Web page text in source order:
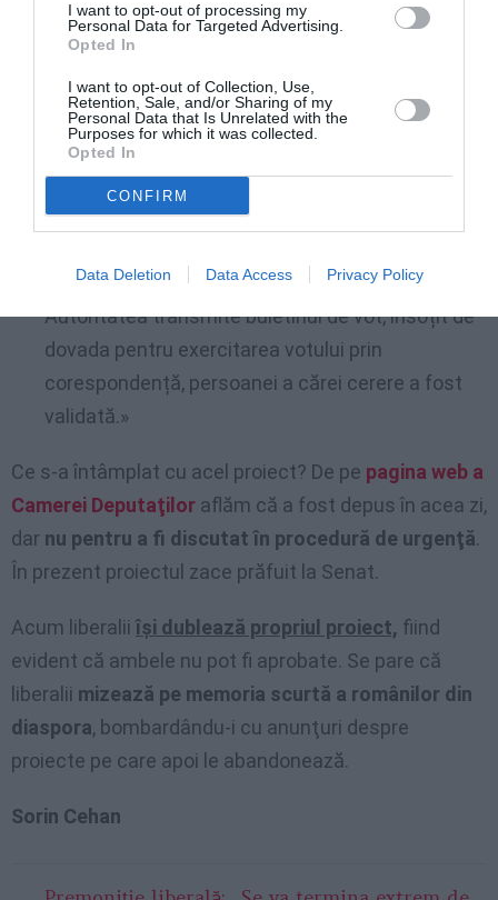
I want to opt-out of processing my
Personal Data for Targeted Advertising.
Opted In
I want to opt-out of Collection, Use,
Retention, Sale, and/or Sharing of my
Personal Data that Is Unrelated with the
Purposes for which it was collected.
Opted In
CONFIRM
Data Deletion Data Access Privacy Policy
«(…) În orice caz, ACLare un proiect de lege
privind votul prin corespondenţă
noastră legislativăpropune un mecanism
coerent de gestionare și validare a voturilor
exprimate prin corespondență, prin care
Autoritatea Electorală Permanentă primește o
cerere de la cetățeanul român cu domiciliul sau
baza datelor din Registrul Electoral. Ulterior,
Autoritatea transmite buletinul de vot, însoțit de
dovada pentru exercitarea votului prin
corespondență, persoanei a cărei cerere a fost
validată.»
Ce s-a întâmplat cu acel proiect? De pe pagina web a
Camerei Deputaţilor aflăm că a fost depus în acea zi,
dar nu pentru a fi discutat în procedură de urgenţă.
În prezent proiectul zace prăfuit la Senat.
Acum liberalii îşi dublează propriul proiect, fiind
evident că ambele nu pot fi aprobate. Se pare că
liberalii mizează pe memoria scurtă a românilor din
diaspora, bombardându-i cu anunţuri despre
proiecte pe care apoi le abandonează.
Sorin Cehan